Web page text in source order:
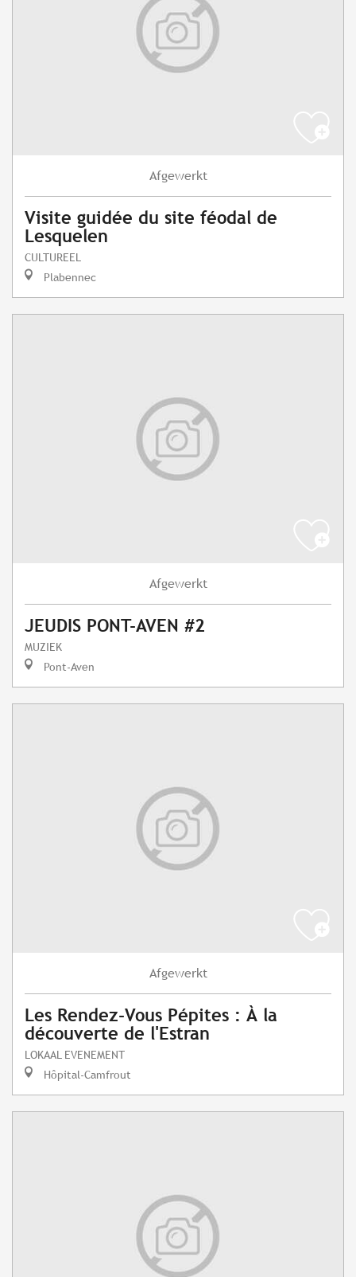
Afgewerkt
Visite guidée du site féodal de
Lesquelen
CULTUREEL
Plabennec
Afgewerkt
JEUDIS PONT-AVEN #2
MUZIEK
Pont-Aven
Afgewerkt
Les Rendez-Vous Pépites : À la
découverte de l'Estran
LOKAAL EVENEMENT
Hôpital-Camfrout